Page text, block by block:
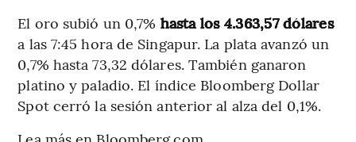
El oro subió un 0,7% hasta los 4.363,57 dólares
a las 7:45 hora de Singapur. La plata avanzó un
0,7% hasta 73,32 dólares. También ganaron
platino y paladio. El índice Bloomberg Dollar
Spot cerró la sesión anterior al alza del 0,1%.